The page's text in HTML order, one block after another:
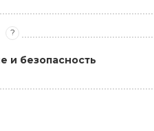
?
и безопасность